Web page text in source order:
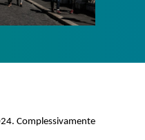
Complessivamente